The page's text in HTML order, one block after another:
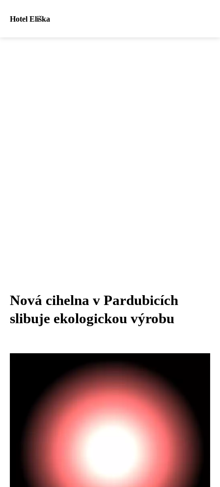
Hotel Eliška
Nová cihelna v Pardubicích
slibuje ekologickou výrobu